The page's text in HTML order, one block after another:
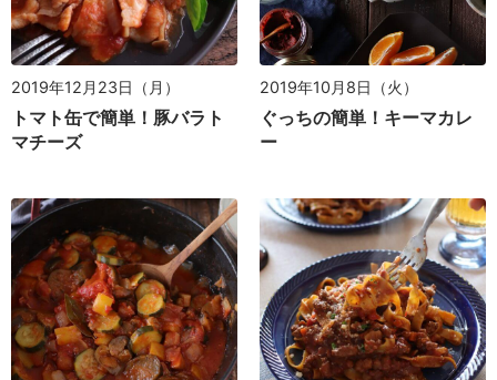
2019年12月23日（月）
トマト缶で簡単！豚バラト
マチーズ
2019年10月8日（火）
ぐっちの簡単！キーマカレ
ー